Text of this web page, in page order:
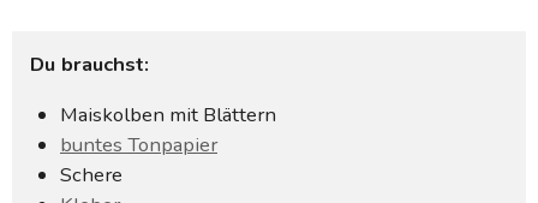
Du brauchst:
Maiskolben mit Blättern
buntes Tonpapier
Schere